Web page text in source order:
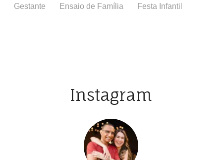
Gestante Ensaio de Família Festa Infantil
Instagram